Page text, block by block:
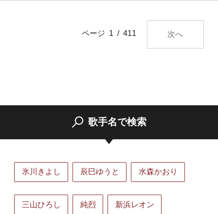
ページ 1 / 411 次へ
歌手名で検索
氷川きよし 辰巳ゆうと 水森かおり
三山ひろし 純烈 新浜レオン